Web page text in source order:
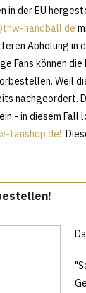
der EU
handball.de
Abholung in
Fans können die
Weil
nachgeordert.
- in diesem Fall
fanshop.de!